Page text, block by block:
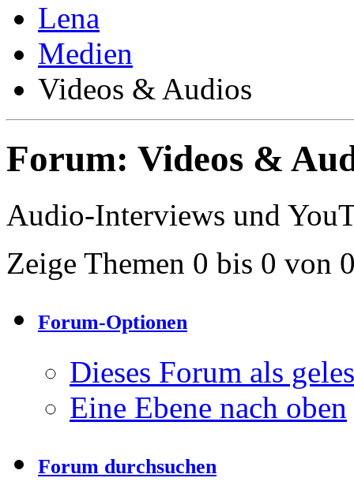
Lena
Medien
Videos & Audios
Forum: Videos &
Audio-Interviews und
Zeige Themen 0 bis 0 von
Forum-Optionen
Dieses Forum als
Eine Ebene nach oben
Forum durchsuchen